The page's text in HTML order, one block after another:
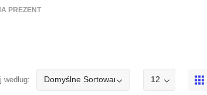
PREZENT
według: